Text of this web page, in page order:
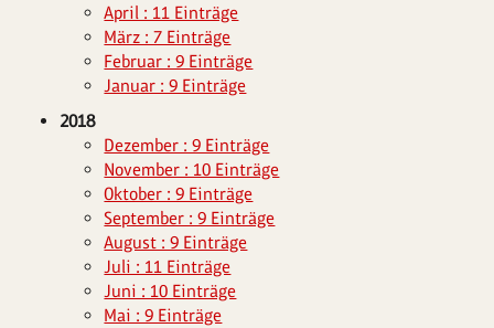
April : 11 Einträge
März : 7 Einträge
Februar : 9 Einträge
Januar : 9 Einträge
2018
Dezember : 9 Einträge
November : 10 Einträge
Oktober : 9 Einträge
September : 9 Einträge
August : 9 Einträge
Juli : 11 Einträge
Juni : 10 Einträge
Mai : 9 Einträge